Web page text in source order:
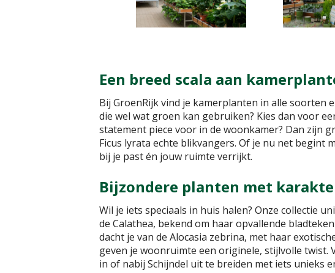
Een breed scala aan
Bij GroenRijk vind je kamerplanten in alle soorten
die wel wat groen kan gebruiken? Kies dan voor
statement piece voor in de woonkamer? Dan zijn
Ficus lyrata echte blikvangers. Of je nu net
bij je past én jouw ruimte verrijkt.
Bijzondere planten met
Wil je iets speciaals in huis halen? Onze collectie
de Calathea, bekend om haar opvallende
dacht je van de Alocasia zebrina, met haar
geven je woonruimte een originele, stijlvolle twist.
in of nabij Schijndel uit te breiden met iets unieks